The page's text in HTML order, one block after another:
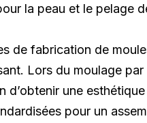
la peau et le pelage
de fabrication de
Lors du moulage
une
pour un